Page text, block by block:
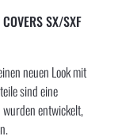
SX/SXF
neuen Look mit
sind eine
wurden entwickelt,